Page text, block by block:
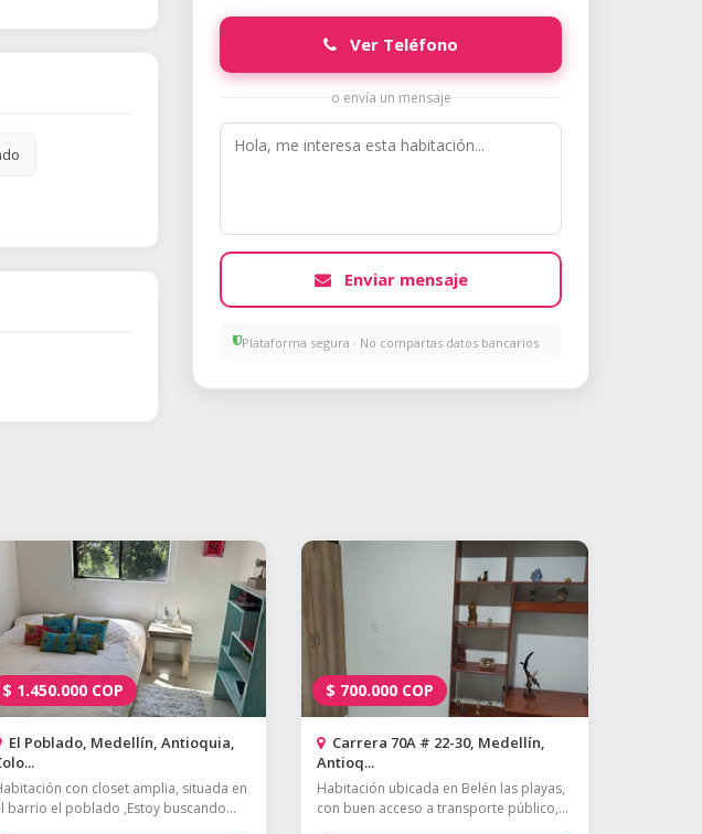
Ver Teléfono
o envía un mensaje
Enviar mensaje
Plataforma segura · No compartas datos bancarios
$ 1.450.000 COP
El Poblado, Medellín, Antioquia,
con closet amplia, situada en
barrio el poblado ,Estoy buscando...
$ 700.000 COP
Carrera 70A # 22-30, Medellín,
Antioq...
Habitación ubicada en Belén las playas,
con buen acceso a transporte público,...